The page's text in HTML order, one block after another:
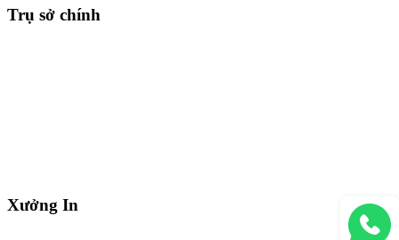
Trụ sở chính
Xưởng In